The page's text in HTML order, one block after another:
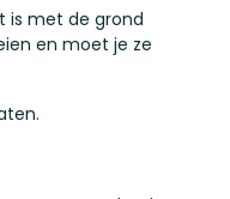
is met de grond
en moet je ze